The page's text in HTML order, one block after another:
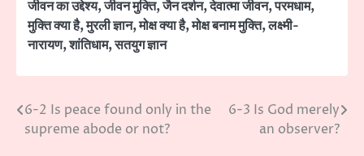
जीवन का उद्देश्य,जीवन मुक्ति,जैन दर्शन,देवात्मा जीवन,परमधाम,
मुक्ति क्या है,मुरली ज्ञान,मोक्ष क्या है,मोक्ष बनाम मुक्ति,लक्ष्मी-
नारायण,शांतिधाम,सतयुग ज्ञान
Post
navigation
6-2 Is peace found only in the
supreme abode or not?
6-3 Is God merely
an observer?